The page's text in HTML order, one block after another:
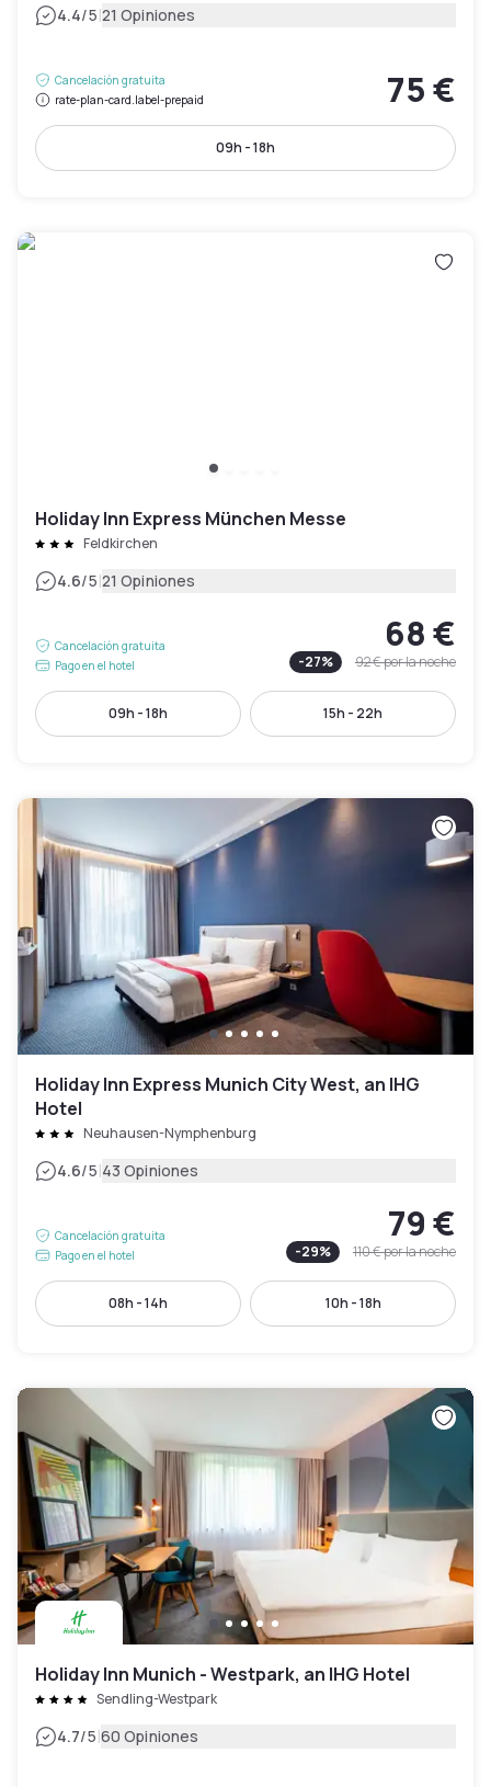
4.4/5|21 Opiniones
Cancelación gratuita
rate-plan-card.label-prepaid
75 €
09h - 18h
Holiday Inn Express München Messe
Feldkirchen
4.6/5|21 Opiniones
Cancelación gratuita
Pago en el hotel
68 €
-27% 92 €por la noche
09h - 18h 15h - 22h
Holiday Inn Express Munich City West, an IHG
Hotel
Neuhausen-Nymphenburg
4.6/5|43 Opiniones
Cancelación gratuita
Pago en el hotel
79 €
-29% 110 €por la noche
08h - 14h 10h - 18h
Holiday Inn Munich - Westpark, an IHG Hotel
Sendling-Westpark
4.7/5|60 Opiniones